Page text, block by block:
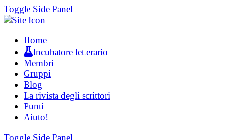
Toggle Side Panel
Home
Incubatore letterario
Membri
Gruppi
Blog
La rivista degli scrittori
Punti
Aiuto!
Toggle Side Panel